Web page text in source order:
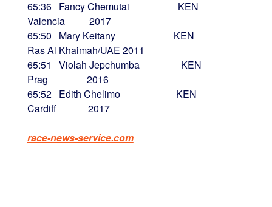
65:36 Fancy Chemutai KEN
Valencia 2017
65:50 Mary Keitany KEN
Ras Al Khaimah/UAE 2011
65:51 Violah Jepchumba KEN
Prag 2016
65:52 Edith Chelimo KEN
Cardiff 2017
race-news-service.com